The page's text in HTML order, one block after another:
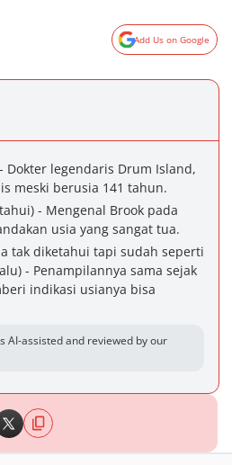
Add Us on Google
Dokter legendaris Drum Island,
meski berusia 141 tahun.
- Mengenal Brook pada
usia yang sangat tua.
tak diketahui tapi sudah seperti
- Penampilannya sama sejak
indikasi usianya bisa
AI-assisted and reviewed by our